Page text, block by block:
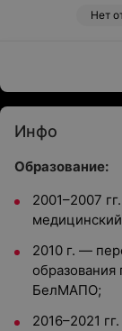
Нет
Инфо
Образование:
2001–2007
2010 г. —
образования
БелМАПО;
2016–2021